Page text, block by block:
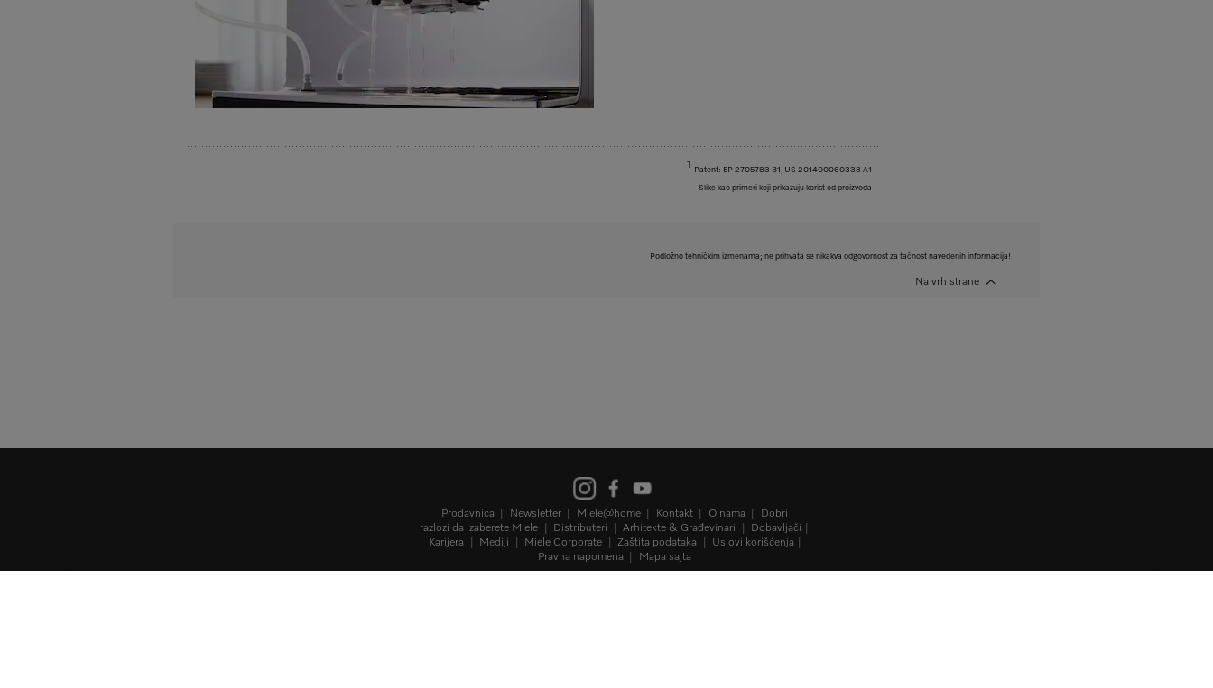
1
Patent: EP 2705783 B1, US 201400060338 A1
Slike kao primeri koji prikazuju korist od proizvoda
Podložno tehničkim izmenama; ne prihvata se nikakva odgovornost za tačnost navedenih informacija!
Na vrh strane
Prodavnica Newsletter Miele@home Kontakt O nama
Dobri
razlozi da izaberete Miele
Distributeri Arhitekte & Građevinari
Dobavljači
Karijera
Mediji Miele Corporate Zaštita podataka
Uslovi korišćenja
Pravna napomena
Mapa sajta